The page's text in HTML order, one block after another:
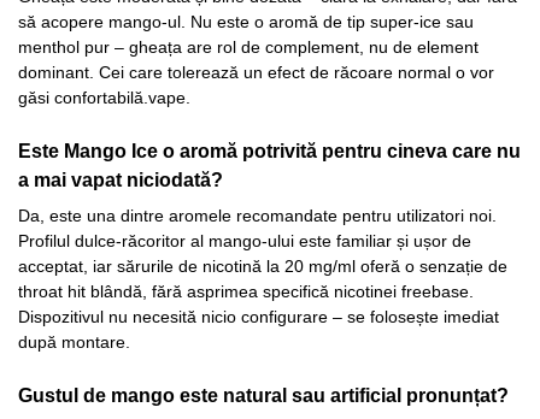
să acopere mango-ul. Nu este o aromă de tip super-ice sau
menthol pur – gheața are rol de complement, nu de element
dominant. Cei care tolerează un efect de răcoare normal o vor
găsi confortabilă.vape.
Este Mango Ice o aromă potrivită pentru cineva care nu
a mai vapat niciodată?
Da, este una dintre aromele recomandate pentru utilizatori noi.
Profilul dulce-răcoritor al mango-ului este familiar și ușor de
acceptat, iar sărurile de nicotină la 20 mg/ml oferă o senzație de
throat hit blândă, fără asprimea specifică nicotinei freebase.
Dispozitivul nu necesită nicio configurare – se folosește imediat
după montare.
Gustul de mango este natural sau artificial pronunțat?